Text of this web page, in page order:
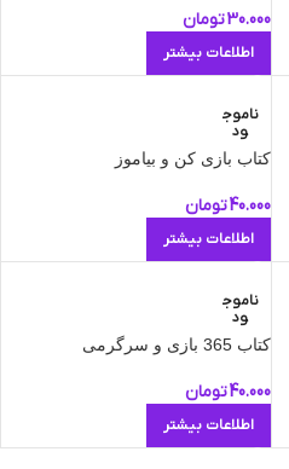
30.000تومان
اطلاعات بیشتر
ناموج
ود
کتاب بازی کن و بیاموز
40.000تومان
اطلاعات بیشتر
ناموج
ود
کتاب 365 بازی و سرگرمی
40.000تومان
اطلاعات بیشتر